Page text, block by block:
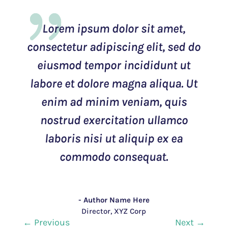
Lorem ipsum dolor sit amet,
consectetur adipiscing elit, sed do
eiusmod tempor incididunt ut
labore et dolore magna aliqua. Ut
enim ad minim veniam, quis
nostrud exercitation ullamco
laboris nisi ut aliquip ex ea
commodo consequat.
- Author Name Here
Director, XYZ Corp
← Previous Next →